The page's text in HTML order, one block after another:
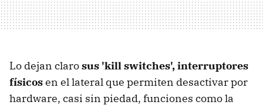
Lo dejan clarosus 'kill switches', interruptores
físicosen el lateral que permiten desactivar por
hardware, casi sin piedad, funciones como la